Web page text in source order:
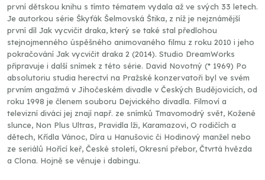
první dětskou knihu s tímto tématem vydala až ve svých 33 letech.
Je autorkou série Škyťák Šelmovská Štika, z níž je nejznámější
první díl Jak vycvičit draka, který se také stal předlohou
stejnojmenného úspěšného animovaného filmu z roku 2010 i jeho
pokračování Jak vycvičit draka 2 (2014). Studio DreamWorks
připravuje i další snímek z této série. David Novotný (* 1969) Po
absolutoriu studia herectví na Pražské konzervatoři byl ve svém
prvním angažmá v Jihočeském divadle v Českých Budějovicích, od
roku 1998 je členem souboru Dejvického divadla. Filmoví a
televizní diváci jej znají např. ze snímků Tmavomodrý svět, Kožené
slunce, Non Plus Ultras, Pravidla lži, Karamazovi, O rodičích a
dětech, Křídla Vánoc, Díra u Hanušovic či Hodinový manžel nebo
ze seriálů Hořící keř, České století, Okresní přebor, Čtvrtá hvězda
a Clona. Hojně se věnuje i dabingu.